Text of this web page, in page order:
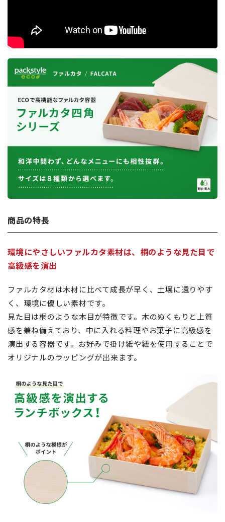
商品の特長
環境にやさしいファルカタ素材は、桐のような見た目で
高級感を演出
ファルカタ材は木材に比べて成長が早く、土壌に還りやす
く、環境に優しい素材です。
見た目は桐のような木目が特徴です。木のぬくもりと上質
感を兼ね備えており、中に入れる料理やお菓子に高級感を
演出する容器です。お好みで掛け紙や紐を使用することで
オリジナルのラッピングが出来ます。